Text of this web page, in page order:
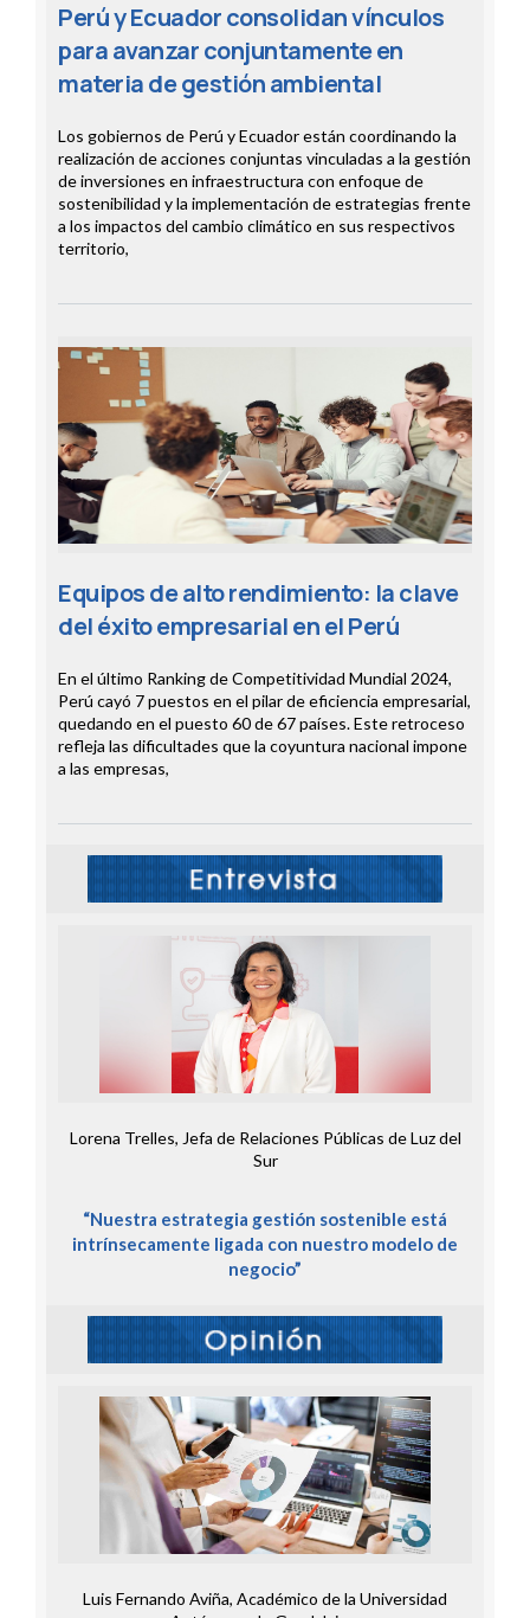
Perú y Ecuador consolidan vínculos
para avanzar conjuntamente en
materia de gestión ambiental
Los gobiernos de Perú y Ecuador están coordinando la
realización de acciones conjuntas vinculadas a la gestión
de inversiones en infraestructura con enfoque de
sostenibilidad y la implementación de estrategias frente
a los impactos del cambio climático en sus respectivos
territorio,
Equipos de alto rendimiento: la clave
del éxito empresarial en el Perú
En el último Ranking de Competitividad Mundial 2024,
Perú cayó 7 puestos en el pilar de eficiencia empresarial,
quedando en el puesto 60 de 67 países. Este retroceso
refleja las dificultades que la coyuntura nacional impone
a las empresas,
Lorena Trelles, Jefa de Relaciones Públicas de Luz del
Sur
“Nuestra estrategia gestión sostenible está
intrínsecamente ligada con nuestro modelo de
negocio”
Luis Fernando Aviña, Académico de la Universidad